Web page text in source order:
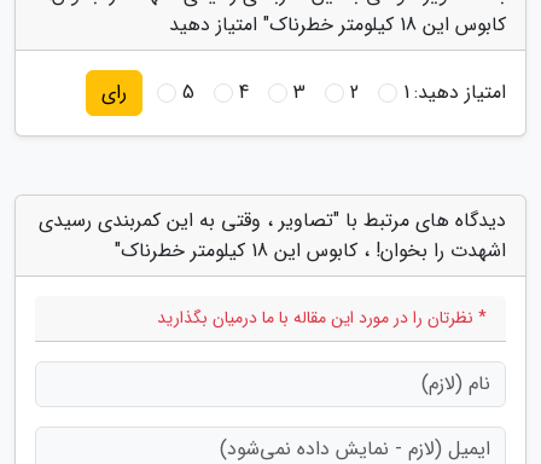
کابوس این 18 کیلومتر خطرناک" امتیاز دهید
امتیاز دهید:1
2
3
4
5 رای
دیدگاه های مرتبط با "تصاویر ، وقتی به این کمربندی رسیدی
اشهدت را بخوان! ، کابوس این 18 کیلومتر خطرناک"
* نظرتان را در مورد این مقاله با ما درمیان بگذارید